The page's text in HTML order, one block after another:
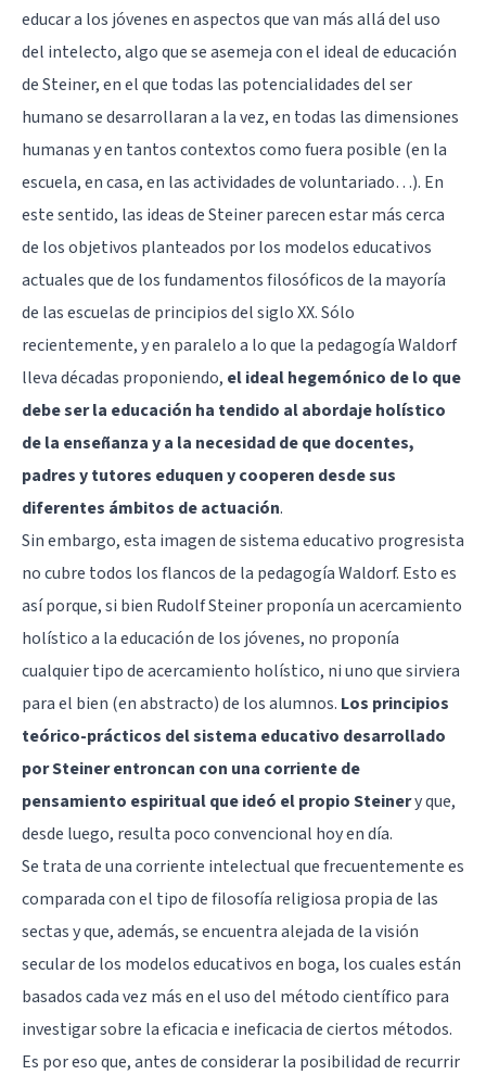
educar a los jóvenes en aspectos que van más allá del uso
del intelecto, algo que se asemeja con el ideal de educación
de Steiner, en el que todas las potencialidades del ser
humano se desarrollaran a la vez, en todas las dimensiones
humanas y en tantos contextos como fuera posible (en la
escuela, en casa, en las actividades de voluntariado…). En
este sentido, las ideas de Steiner parecen estar más cerca
de los objetivos planteados por los modelos educativos
actuales que de los fundamentos filosóficos de la mayoría
de las escuelas de principios del siglo XX. Sólo
recientemente, y en paralelo a lo que la pedagogía Waldorf
lleva décadas proponiendo, el ideal hegemónico de lo que
debe ser la educación ha tendido al abordaje holístico
de la enseñanza y a la necesidad de que docentes,
padres y tutores eduquen y cooperen desde sus
diferentes ámbitos de actuación.
Sin embargo, esta imagen de sistema educativo progresista
no cubre todos los flancos de la pedagogía Waldorf. Esto es
así porque, si bien Rudolf Steiner proponía un acercamiento
holístico a la educación de los jóvenes, no proponía
cualquier tipo de acercamiento holístico, ni uno que sirviera
para el bien (en abstracto) de los alumnos. Los principios
teórico-prácticos del sistema educativo desarrollado
por Steiner entroncan con una corriente de
pensamiento espiritual que ideó el propio Steinery que,
desde luego, resulta poco convencional hoy en día.
Se trata de una corriente intelectual que frecuentemente es
comparada con el tipo de filosofía religiosa propia de las
sectas y que, además, se encuentra alejada de la visión
secular de los modelos educativos en boga, los cuales están
basados cada vez más en el uso del método científico para
investigar sobre la eficacia e ineficacia de ciertos métodos.
Es por eso que, antes de considerar la posibilidad de recurrir